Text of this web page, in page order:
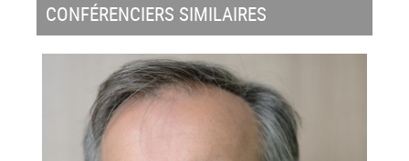
CONFÉRENCIERS SIMILAIRES